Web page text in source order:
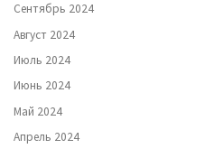
Сентябрь 2024
Август 2024
Июль 2024
Июнь 2024
Май 2024
Апрель 2024